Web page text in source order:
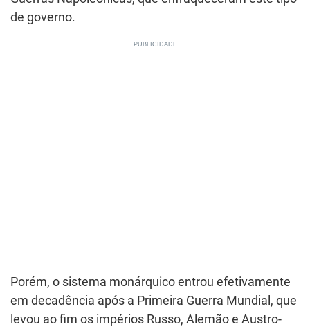
de governo.
Porém, o sistema monárquico entrou efetivamente
em decadência após a Primeira Guerra Mundial, que
levou ao fim os impérios Russo, Alemão e Austro-